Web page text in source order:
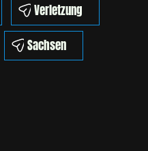
Verletzung
Sachsen